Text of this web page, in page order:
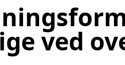
ved